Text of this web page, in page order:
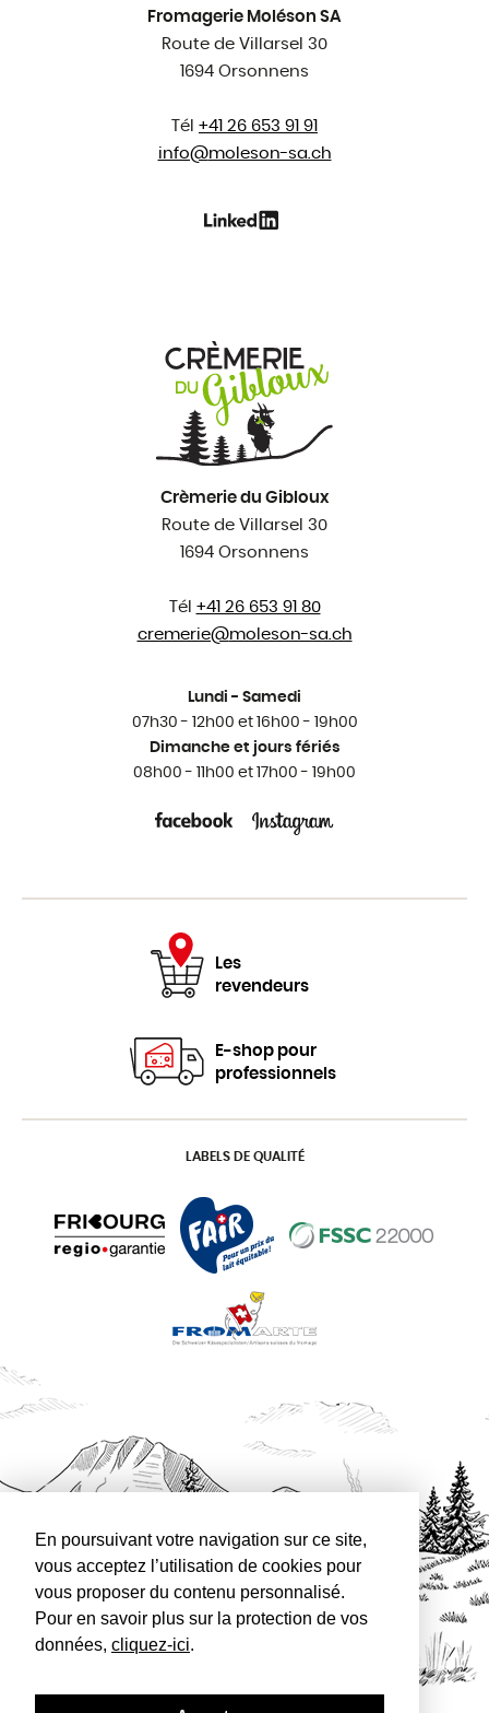
En poursuivant votre navigation sur ce site,
vous acceptez l’utilisation de cookies pour
vous proposer du contenu personnalisé.
Pour en savoir plus sur la protection de vos
données, cliquez-ici.
Fromagerie Moléson SA
Route de Villarsel 30
1694 Orsonnens
Tél +41 26 653 91 91
info@moleson-sa.ch
Crèmerie du Gibloux
Route de Villarsel 30
1694 Orsonnens
Tél +41 26 653 91 80
cremerie@moleson-sa.ch
Lundi - Samedi
07h30 - 12h00 et 16h00 - 19h00
Dimanche et jours fériés
08h00 - 11h00 et 17h00 - 19h00
Les
revendeurs
E-shop pour
professionnels
LABELS DE QUALITÉ